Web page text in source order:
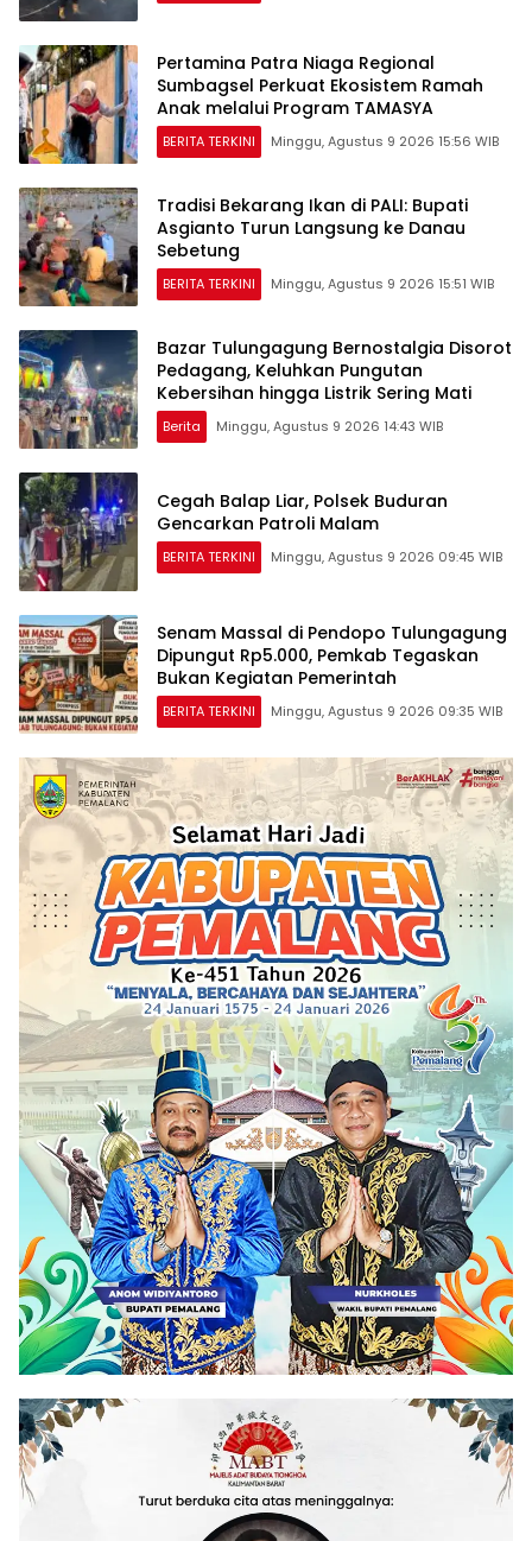
Pertamina Patra Niaga Regional
Sumbagsel Perkuat Ekosistem Ramah
Anak melalui Program TAMASYA
BERITA TERKINI Minggu, Agustus 9 2026 15:56 WIB
Tradisi Bekarang Ikan di PALI: Bupati
Asgianto Turun Langsung ke Danau
Sebetung
BERITA TERKINI Minggu, Agustus 9 2026 15:51 WIB
Bazar Tulungagung Bernostalgia Disorot
Pedagang, Keluhkan Pungutan
Kebersihan hingga Listrik Sering Mati
Berita Minggu, Agustus 9 2026 14:43 WIB
Cegah Balap Liar, Polsek Buduran
Gencarkan Patroli Malam
BERITA TERKINI Minggu, Agustus 9 2026 09:45 WIB
Senam Massal di Pendopo Tulungagung
Dipungut Rp5.000, Pemkab Tegaskan
Bukan Kegiatan Pemerintah
BERITA TERKINI Minggu, Agustus 9 2026 09:35 WIB